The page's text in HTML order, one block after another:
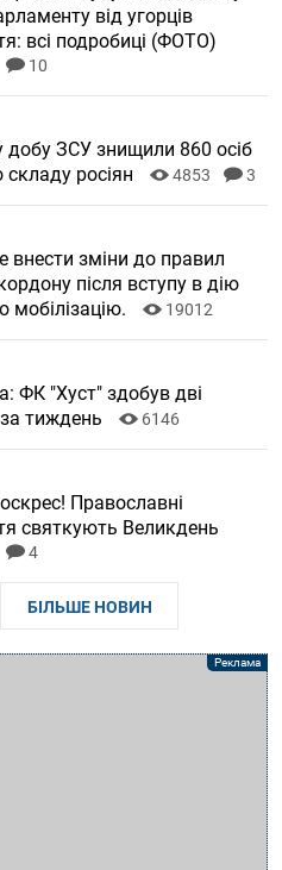
від угорців
всі подробиці (ФОТО)
10
добу ЗСУ знищили 860 осіб
складу росіян
4853 3
внести зміни до правил
після вступу в дію
мобілізацію.
19012
ФК "Хуст" здобув дві
тиждень
6146
Православні
святкують Великдень
4
БІЛЬШЕ НОВИН